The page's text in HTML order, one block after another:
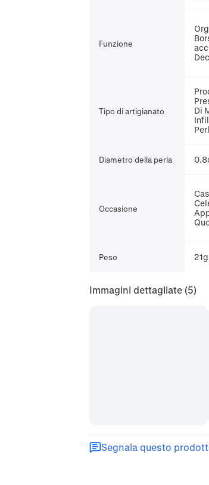
Funzione
Tipo di artigianato
Di
Diametro della perla
Occasione
Peso 21g
Immagini dettagliate (5)
Segnala questo